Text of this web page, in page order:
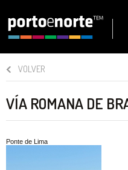
VOLVER
VÍA ROMANA DE
Ponte de Lima